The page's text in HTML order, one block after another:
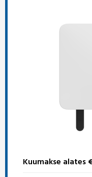
Kuumakse alates